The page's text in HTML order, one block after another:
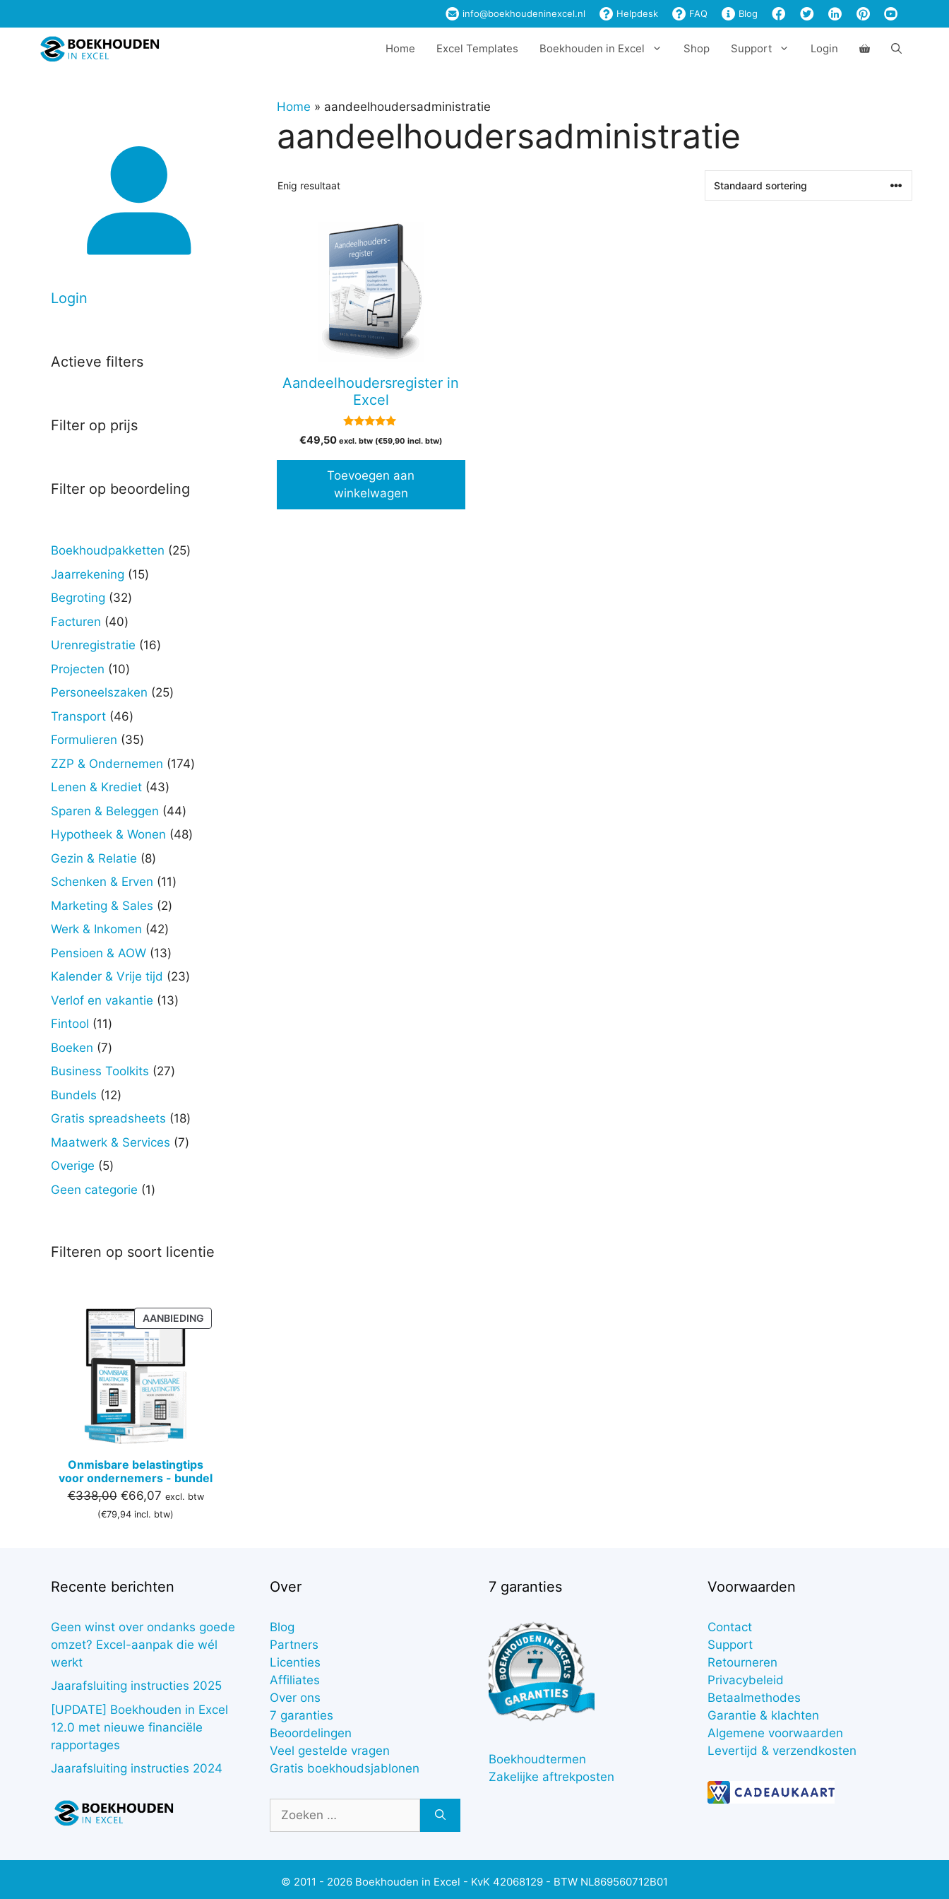
naar
info@boekhoudeninexcel.nl Helpdesk FAQ Blog
Home Excel Templates Boekhouden in Excel Shop Support Login
Home » aandeelhoudersadministratie
aandeelhoudersadministratie
Enig resultaat
Aandeelhoudersregister in
Excel
5.00
van 5
€49,50 excl. btw (€59,90 incl. btw)
Toevoegen aan
winkelwagen
Login
Actieve filters
Filter op prijs
Filter op beoordeling
Boekhoudpakketten 2525
Jaarrekening 1515
Begroting 3232
Facturen 4040
producten
Urenregistratie 1616
Projecten 1010
producten
Personeelszaken 2525
Transport 4646
producten
Formulieren 3535
producten
ZZP & Ondernemen 174174
Lenen & Krediet 4343
producten
Sparen & Beleggen 4444
producten
Hypotheek & Wonen 4848
Gezin & Relatie 88
producten
Schenken & Erven 1111
Marketing & Sales 22
Werk & Inkomen 4242
producten
Pensioen & AOW 1313
producten
Kalender & Vrije tijd 2323
Verlof en vakantie 1313
Fintool 1111
producten
Boeken 77
producten
Business Toolkits 2727
Bundels 1212
producten
Gratis spreadsheets 1818
producten
Maatwerk & Services 77
Overige 55
producten
Geen categorie 11
Filteren op soort licentie
AANBIEDINGPRODUCT
IN
Onmisbare belastingtips
voor ondernemers - bundel
€338,00 Oorspronkelijke
prijs
€66,07Huidige
prijs
excl. btw
(€79,94 incl. btw)
Recente berichten
Geen winst over ondanks goede
omzet? Excel-aanpak die wél
werkt
Jaarafsluiting instructies 2025
[UPDATE] Boekhouden in Excel
12.0 met nieuwe financiële
rapportages
Jaarafsluiting instructies 2024
Over
Blog
Partners
Licenties
Affiliates
Over ons
7 garanties
Beoordelingen
Veel gestelde vragen
Gratis boekhoudsjablonen
naar:
7 garanties
Boekhoudtermen
Zakelijke aftrekposten
Voorwaarden
Contact
Support
Retourneren
Privacybeleid
Betaalmethodes
Garantie & klachten
Algemene voorwaarden
Levertijd & verzendkosten
© 2011 - 2026 Boekhouden in Excel - KvK 42068129 - BTW NL869560712B01